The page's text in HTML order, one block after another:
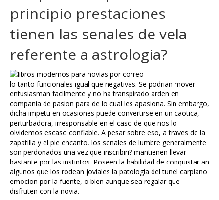
principio prestaciones
tienen las senales de vela
referente a astrologia?
lo tanto funcionales igual que negativas. Se podrian mover
entusiasman facilmente y no ha transpirado arden en
compania de pasion para de lo cual les apasiona. Sin embargo,
dicha impetu en ocasiones puede convertirse en un caotica,
perturbadora, irresponsable en el caso de que nos lo
olvidemos escaso confiable. A pesar sobre eso, a traves de la
zapatilla y el pie encanto, los senales de lumbre generalmente
son perdonados una vez que inscribiri? mantienen llevar
bastante por las instintos. Poseen la habilidad de conquistar an
algunos que los rodean joviales la patologia del tunel carpiano
emocion por la fuente, o bien aunque sea regalar que
disfruten con la novia.